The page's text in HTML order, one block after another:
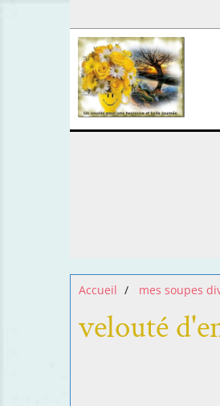
Accueil mes soupes
velouté